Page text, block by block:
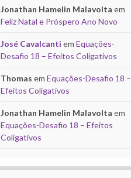
Jonathan Hamelin Malavolta em
Feliz Natal e Próspero Ano Novo
José Cavalcanti em Equações-
Desafio 18 – Efeitos Coligativos
Thomas em Equações-Desafio 18 –
Efeitos Coligativos
Jonathan Hamelin Malavolta em
Equações-Desafio 18 – Efeitos
Coligativos